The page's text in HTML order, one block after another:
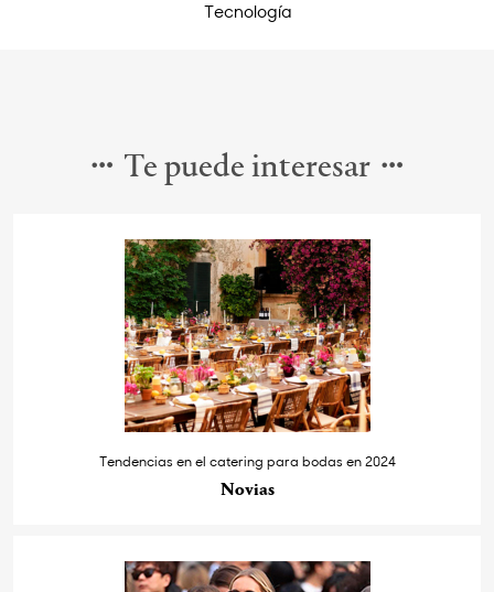
Tecnología
Te puede interesar
Tendencias en el catering para bodas en 2024
Novias